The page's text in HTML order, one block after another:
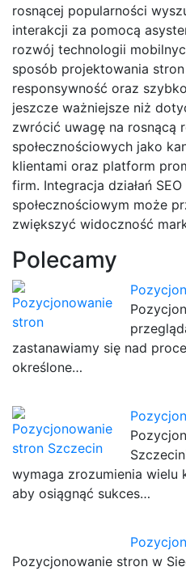
rosnącej popularności
interakcji za pomocą
rozwój technologii
sposób projektowania
responsywność oraz
jeszcze ważniejsze niż
zwrócić uwagę na rosnącą
społecznościowych jako
klientami oraz platform
firm. Integracja działań
społecznościowym może
zwiększyć widoczność
Polecamy
zastanawiamy się nad
określone…
wymaga zrozumienia wielu
aby osiągnąć sukces…
Pozycjonowanie stron w